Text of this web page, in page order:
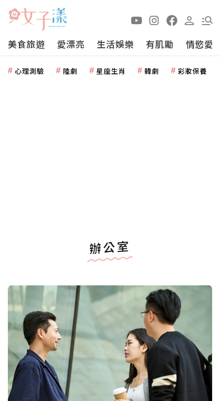
美食旅遊 愛漂亮 生活娛樂 有肌勵 情慾愛
心理測驗 陸劇 星座生肖 韓劇 彩妝保養
辦公室